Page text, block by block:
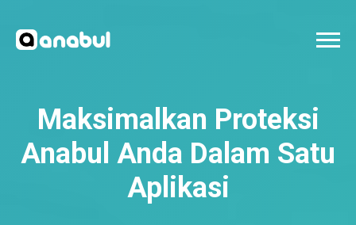
Maksimalkan Proteksi
Anabul Anda Dalam Satu
Aplikasi